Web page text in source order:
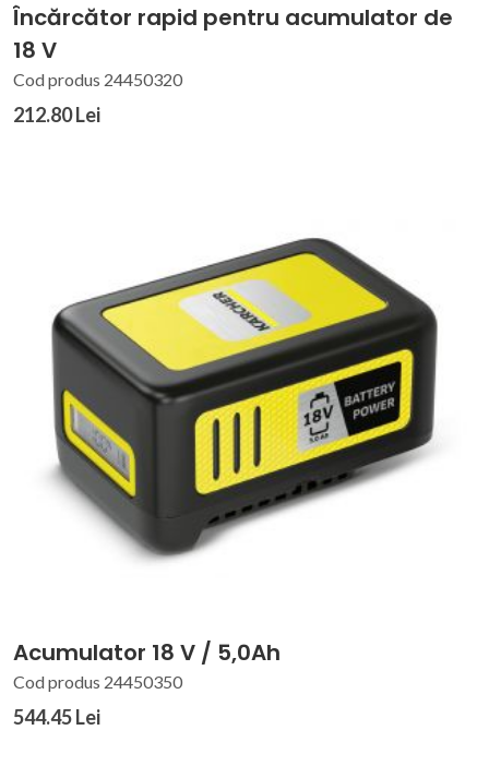
Încărcător rapid pentru acumulator de
18 V
Cod produs 24450320
212.80 Lei
Acumulator 18 V / 5,0Ah
Cod produs 24450350
544.45 Lei